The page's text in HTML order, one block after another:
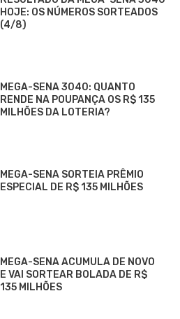
HOJE: OS NÚMEROS SORTEADOS
(4/8)
MEGA-SENA 3040: QUANTO
RENDE NA POUPANÇA OS R$ 135
MILHÕES DA LOTERIA?
MEGA-SENA SORTEIA PRÊMIO
ESPECIAL DE R$ 135 MILHÕES
MEGA-SENA ACUMULA DE NOVO
E VAI SORTEAR BOLADA DE R$
135 MILHÕES